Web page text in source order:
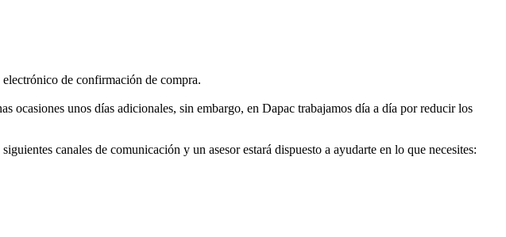
de confirmación de compra.
ocasiones unos días adicionales, sin embargo, en Dapac trabajamos día a día por reducir los
canales de comunicación y un asesor estará dispuesto a ayudarte en lo que necesites: